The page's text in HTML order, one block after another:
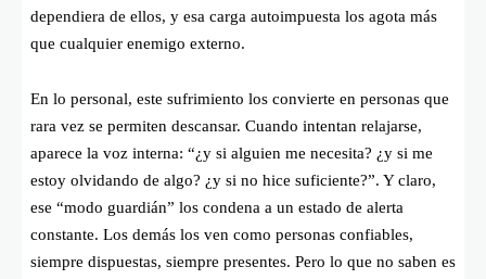
dependiera de ellos, y esa carga autoimpuesta los agota más
que cualquier enemigo externo.
En lo personal, este sufrimiento los convierte en personas que
rara vez se permiten descansar. Cuando intentan relajarse,
aparece la voz interna: “¿y si alguien me necesita? ¿y si me
estoy olvidando de algo? ¿y si no hice suficiente?”. Y claro,
ese “modo guardián” los condena a un estado de alerta
constante. Los demás los ven como personas confiables,
siempre dispuestas, siempre presentes. Pero lo que no saben es